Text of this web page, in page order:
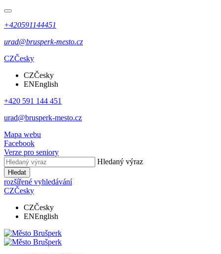
+420591144451
urad@brusperk-mesto.cz
CZČesky
CZČesky
ENEnglish
+420 591 144 451
urad@brusperk-mesto.cz
Mapa webu
Facebook
Verze pro seniory
Hledaný výraz
Hledat
rozšířené vyhledávání
CZČesky
CZČesky
ENEnglish